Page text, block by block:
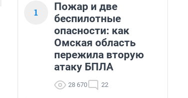
1
Пожар и две
беспилотные
опасности: как
Омская область
пережила вторую
атаку БПЛА
28 670 22